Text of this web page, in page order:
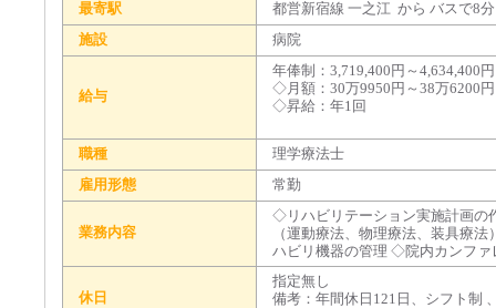
最寄駅
都営新宿線 一之江 から バスで8
施設
病院
給与
年俸制：3,719,400円～4,634,400円
◇月額：30万9950円～38万6200
◇昇給：年1回
職種
理学療法士
雇用形態
常勤
業務内容
◇リハビリテーション実施計画の
（運動療法、物理療法、装具療
ハビリ機器の管理 ◇院内カンファ
休日
指定無し
備考：年間休日121日、シフト制